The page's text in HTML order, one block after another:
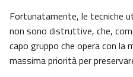
Fortunatamente, le tecniche
non sono distruttive, che,
capo gruppo che opera con la
massima priorità per